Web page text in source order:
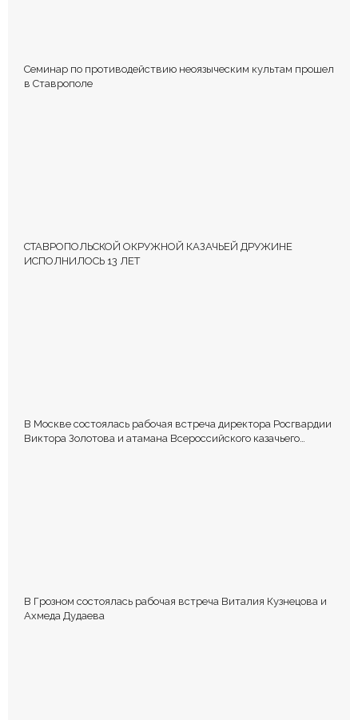
Семинар по противодействию неоязыческим культам прошел
в Ставрополе
СТАВРОПОЛЬСКОЙ ОКРУЖНОЙ КАЗАЧЬЕЙ ДРУЖИНЕ
ИСПОЛНИЛОСЬ 13 ЛЕТ
В Москве состоялась рабочая встреча директора Росгвардии
Виктора Золотова и атамана Всероссийского казачьего
В Грозном состоялась рабочая встреча Виталия Кузнецова и
Ахмеда Дудаева